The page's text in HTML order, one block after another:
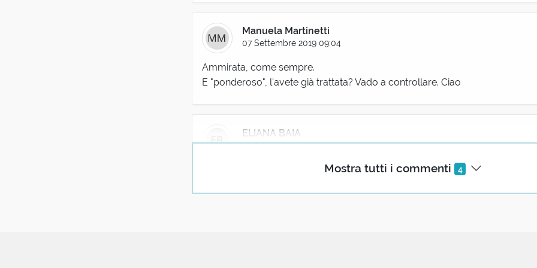
Mostra tutti i commenti 4
Manuela Martinetti
07 Settembre 2019 09:04
Ammirata, come sempre.
E "ponderoso", l'avete già trattata? Vado a controllare. Ciao
ELIANA BAIA
07 Settembre 2019 16:42
Ricordo che la moto con cui Che Guevara attraversò tutta l'America Latina